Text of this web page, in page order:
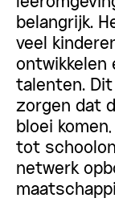
belangrijk.
veel
ontwikkelen
talenten. Dit
zorgen dat
bloei
tot
netwerk